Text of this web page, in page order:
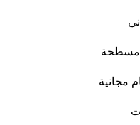
مسطحة
مجانية